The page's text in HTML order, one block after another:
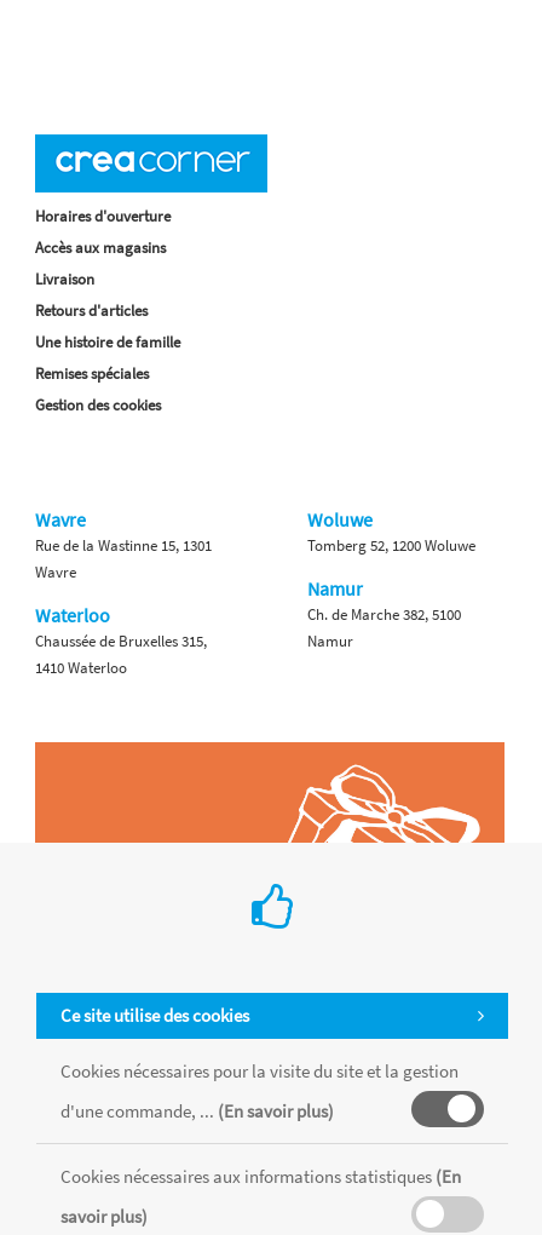
Ce site utilise des cookies
Cookies nécessaires pour la visite du site et la gestion
d'une commande, ... (En savoir plus)
Cookies nécessaires aux informations statistiques (En
savoir plus)
Horaires d'ouverture
Accès aux magasins
Livraison
Retours d'articles
Une histoire de famille
Remises spéciales
Gestion des cookies
Wavre
Rue de la Wastinne 15, 1301
Wavre
Waterloo
Chaussée de Bruxelles 315,
1410 Waterloo
Woluwe
Tomberg 52, 1200 Woluwe
Namur
Ch. de Marche 382, 5100
Namur
Tous les produits sont vendus dans la limite des stocks disponibles de
chaque magasin, toutes taxes comprises.